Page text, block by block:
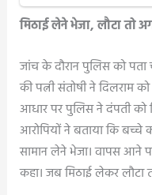
मिठाई लेने भेजा, लौटा तो
जांच के दौरान पुलिस को
की पत्नी संतोषी ने दिलराम
आधार पर पुलिस ने दंपती को
आरोपियों ने बताया कि
सामान लेने भेजा। वापस आने
कहा। जब मिठाई लेकर